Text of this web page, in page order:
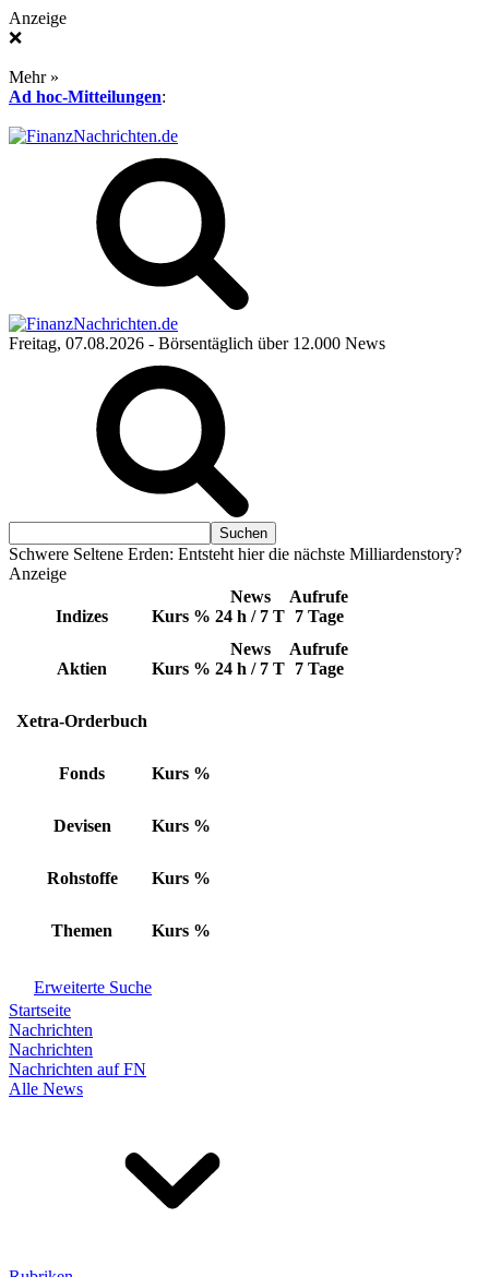
Anzeige
❌
Mehr »
Ad hoc-Mitteilungen:
Freitag, 07.08.2026 - Börsentäglich über 12.000 News
Schwere Seltene Erden: Entsteht hier die nächste Milliardenstory?
Anzeige
Indizes Kurs %
News
24 h / 7 T
Aufrufe
7 Tage
Aktien Kurs %
News
24 h / 7 T
Aufrufe
7 Tage
Xetra-Orderbuch
Fonds Kurs %
Devisen Kurs %
Rohstoffe Kurs %
Themen Kurs %
Erweiterte Suche
Startseite
Nachrichten
Nachrichten
Nachrichten auf FN
Alle News